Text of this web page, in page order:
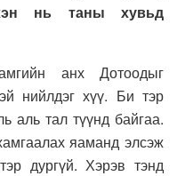
нь таны хувьд
анх Дотоодыг
нийлдэг хүү. Би тэр
аль тал түүнд байгаа.
яаманд элсэж
дургүй. Хэрэв тэнд